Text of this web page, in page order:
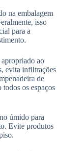
na embalagem
isso
para a
ao
evita infiltrações
de
os espaços
úmido para
Evite produtos